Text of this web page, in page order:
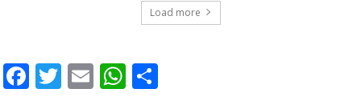
Load more
Facebook
Twitter
EmailWhatsApp